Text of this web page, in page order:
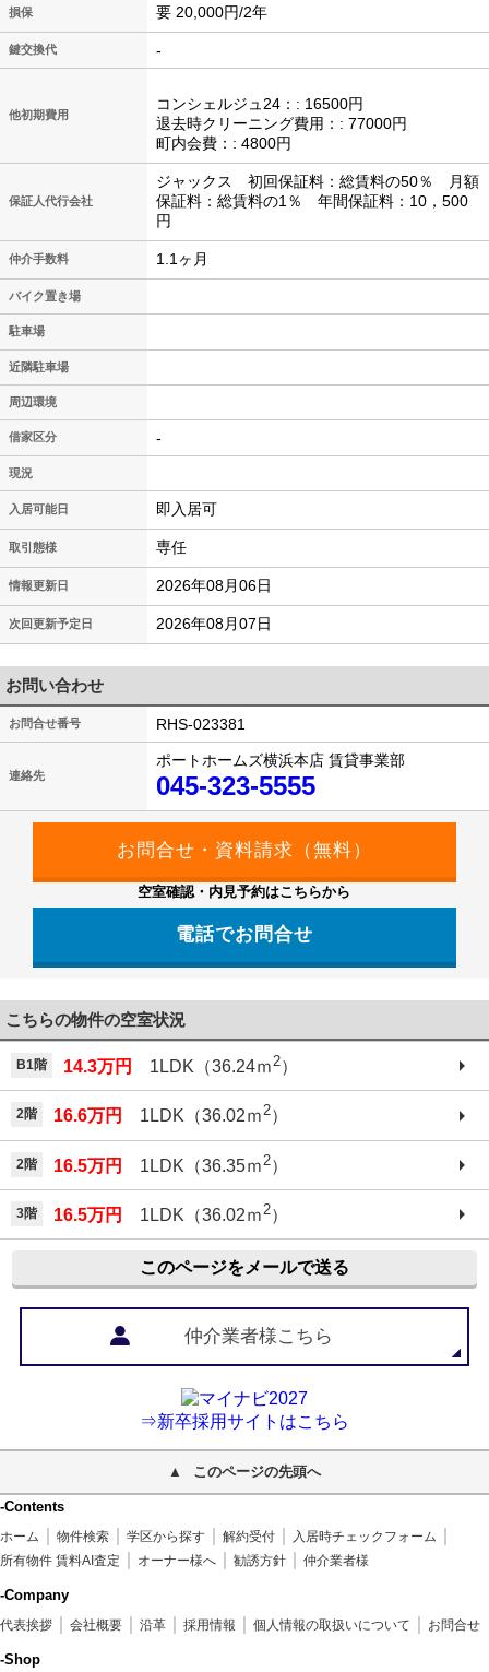
損保 要 20,000円/2年
鍵交換代 -
他初期費用
コンシェルジュ24：: 16500円
退去時クリーニング費用：: 77000円
町内会費：: 4800円
保証人代行会社
ジャックス 初回保証料：総賃料の50％ 月額
保証料：総賃料の1％ 年間保証料：10，500
円
仲介手数料 1.1ヶ月
バイク置き場
駐車場
近隣駐車場
周辺環境
借家区分 -
現況
入居可能日 即入居可
取引態様 専任
情報更新日 2026年08月06日
次回更新予定日 2026年08月07日
お問い合わせ
お問合せ番号 RHS-023381
連絡先
ポートホームズ横浜本店 賃貸事業部
045-323-5555
空室確認・内見予約はこちらから
電話でお問合せ
こちらの物件の空室状況
B1階 14.3万円 1LDK（36.24ｍ2）
2階 16.6万円 1LDK（36.02ｍ2）
2階 16.5万円 1LDK（36.35ｍ 2）
3階 16.5万円 1LDK（36.02ｍ2）
このページをメールで送る
仲介業者様こちら
⇒新卒採用サイトはこちら
このページの先頭へ
-Contents
ホーム 物件検索 学区から探す 解約受付
入居時チェックフォーム
所有物件 賃料AI査定
オーナー様へ 勧誘方針 仲介業者様
-Company
代表挨拶 会社概要 沿革 採用情報 個人情報の取扱いについて お問合せ
-Shop